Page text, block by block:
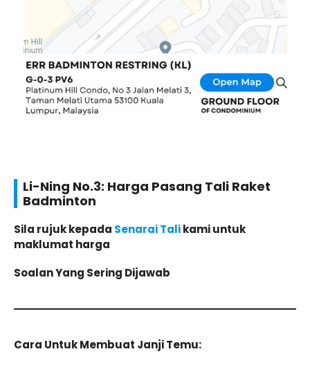
Li-Ning No.3: Harga Pasang Tali Raket
Badminton
Sila rujuk kepada Senarai Talikami untuk
maklumat harga
Soalan Yang Sering Dijawab
Cara Untuk Membuat Janji Temu: